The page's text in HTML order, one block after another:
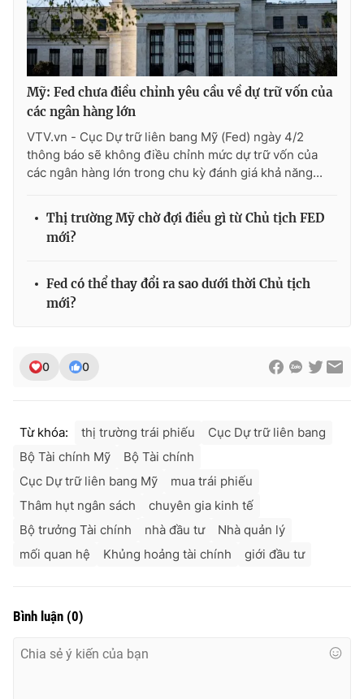
Mỹ: Fed chưa điều chỉnh yêu cầu về dự trữ vốn của
các ngân hàng lớn
VTV.vn - Cục Dự trữ liên bang Mỹ (Fed) ngày 4/2
thông báo sẽ không điều chỉnh mức dự trữ vốn của
các ngân hàng lớn trong chu kỳ đánh giá khả năng...
Thị trường Mỹ chờ đợi điều gì từ Chủ tịch FED
mới?
Fed có thể thay đổi ra sao dưới thời Chủ tịch
mới?
0 0
Từ khóa: thị trường trái phiếu
Cục Dự trữ liên bang
Bộ Tài chính Mỹ
Bộ Tài chính
Cục Dự trữ liên bang Mỹ
mua trái phiếu
Thâm hụt ngân sách
chuyên gia kinh tế
Bộ trưởng Tài chính
nhà đầu tư
Nhà quản lý
mối quan hệ
Khủng hoảng tài chính giới đầu tư
Bình luận (0)